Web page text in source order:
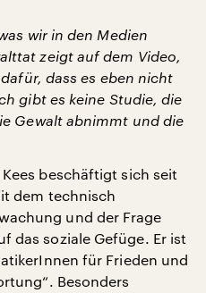
wir in den Medien
zeigt auf dem Video,
dass es eben nicht
gibt es keine Studie, die
Gewalt abnimmt und die
beschäftigt sich seit
dem technisch
und der Frage
das soziale Gefüge. Er ist
für Frieden und
Besonders